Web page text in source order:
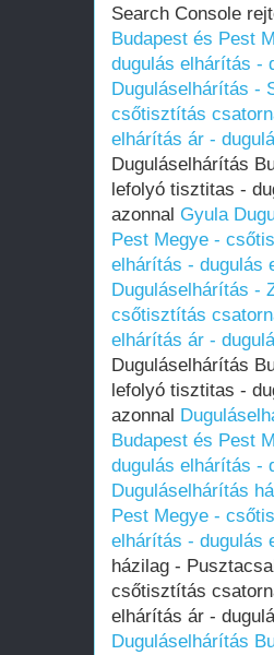
Search Console
Budapest és Pest
dugulás elhárítás -
Duguláselhárítás -
csőtisztítás
elhárítás ár -
Duguláselhárítás
lefolyó tisztitas -
azonnal Gyula
Pest Megye -
elhárítás - dugulás
Duguláselhárítás -
csőtisztítás
elhárítás ár -
Duguláselhárítás
lefolyó tisztitas -
azonnal
Budapest és Pest
dugulás elhárítás -
Duguláselhárítás
Pest Megye -
elhárítás - dugulás
házilag -
csőtisztítás
elhárítás ár -
Duguláselhárítás